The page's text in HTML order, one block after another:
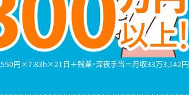
円×7.83h×21日＋残業・深夜手当＝月収33万3,142円